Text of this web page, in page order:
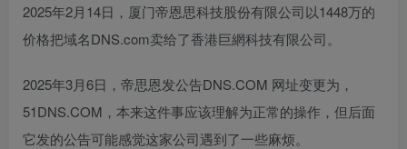
2025年2月14日，厦门帝恩思科技股份有限公司以1448万的
价格把域名DNS.com卖给了香港巨網科技有限公司。
2025年3月6日，帝思恩发公告DNS.COM 网址变更为，
51DNS.COM，本来这件事应该理解为正常的操作，但后面
它发的公告可能感觉这家公司遇到了一些麻烦。